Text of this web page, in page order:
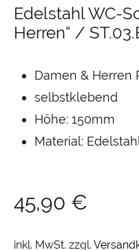
Edelstahl WC-
Herren“ /
Damen & Herren
selbstklebend
Höhe: 150mm
Material:
45,90 €
inkl. MwSt. zzgl.